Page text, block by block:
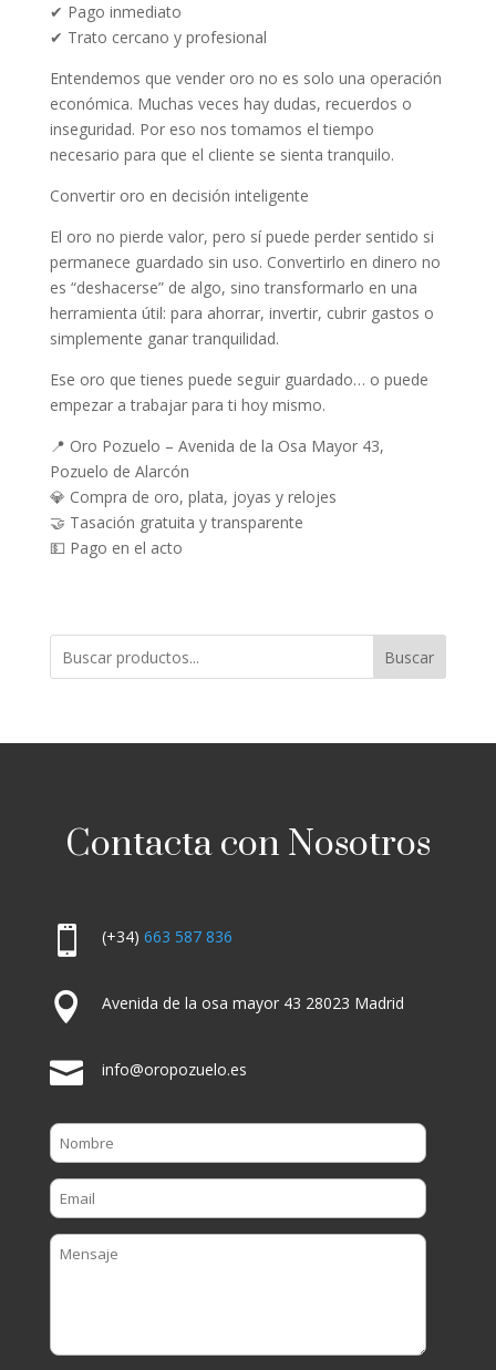
✔ Pago inmediato
✔ Trato cercano y profesional
Entendemos que vender oro no es solo una operación
económica. Muchas veces hay dudas, recuerdos o
inseguridad. Por eso nos tomamos el tiempo
necesario para que el cliente se sienta tranquilo.
Convertir oro en decisión inteligente
El oro no pierde valor, pero sí puede perder sentido si
permanece guardado sin uso. Convertirlo en dinero no
es “deshacerse” de algo, sino transformarlo en una
herramienta útil: para ahorrar, invertir, cubrir gastos o
simplemente ganar tranquilidad.
Ese oro que tienes puede seguir guardado… o puede
empezar a trabajar para ti hoy mismo.
📍 Oro Pozuelo – Avenida de la Osa Mayor 43,
Pozuelo de Alarcón
💎 Compra de oro, plata, joyas y relojes
🤝 Tasación gratuita y transparente
💵 Pago en el acto
Buscar
Contacta con Nosotros
 (+34) 663 587 836
 Avenida de la osa mayor 43 28023 Madrid
 info@oropozuelo.es